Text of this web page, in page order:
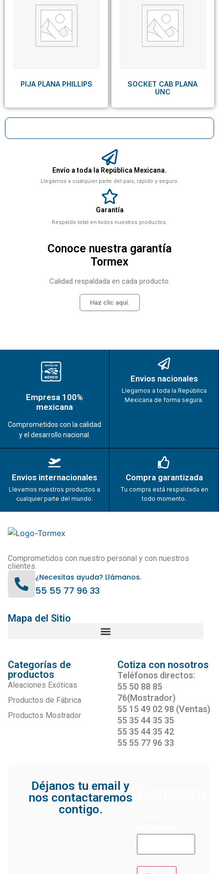
Envío a toda la República Mexicana.
Llegamos a cualquier parte del país, rápido y seguro.
Garantía
Respaldo total en todos nuestros productos.
Conoce nuestra garantía
Tormex
Calidad respaldada en cada producto.
Haz clic aquí.
PIJA PLANA PHILLIPS
SOCKET CAB PLANA
UNC
Empresa 100%
mexicana
Comprometidos con la calidad
y el desarrollo nacional.
Envios nacionales
Llegamos a toda la República
Mexicana de forma segura.
Envios internacionales
Llevamos nuestros productos a
cualquier parte del mundo.
Compra garantizada
Tu compra está respaldada en
todo momento.
Comprometidos con nuestro personal y con nuestros
clientes.
¿Necesitas ayuda? Llámanos.
55 55 77 96 33
Mapa del Sitio
Categorías de
productos
Aleaciones Exóticas
Productos de Fábrica
Productos Mostrador
Cotiza con nosotros
Teléfonos directos:
55 50 88 85
76(Mostrador)
55 15 49 02 98 (Ventas)
55 35 44 35 35
55 35 44 35 42
55 55 77 96 33
Déjanos tu email y
nos contactaremos
contigo.